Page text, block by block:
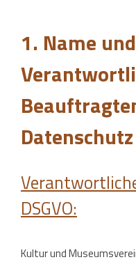
1. Name
Datenschutz
DSGVO:
Kultur und